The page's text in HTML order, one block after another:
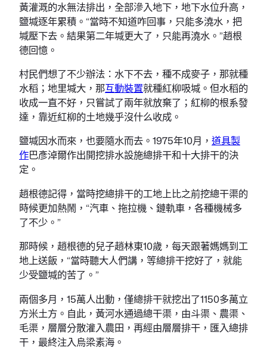
黃灌溉的水無法排出，全部滲入地下，地下水位升高，
鹽堿逐年累積。“當時不知道咋回事，只能多澆水，把
堿壓下去。結果第二年堿更大了，只能再澆水。”趙根
德回憶。
村民們想了不少辦法：水下不去，種不成麥子，那就種
水稻；地里堿大，那互動裝置就種紅柳吸堿。但水稻的
收成一直不好，只嘗試了兩年就放棄了；紅柳的根系發
達，靠近紅柳的土地幾乎沒什么收成。
鹽堿因水而來，也要隨水而去。1975年10月， 道具製
作巴彥淖爾作出開挖排水設施總排干和十大排干的決
定。
趙根德記得，當時挖總排干的工地上比之前挖總干渠的
時候更加熱鬧，“汽車、拖拉機、鏈軌車，各種機械多
了不少。”
那時候，趙根德的兒子趙林東10歲，每天跟著媽媽到工
地上送飯，“當時聽大人們講，等總排干挖好了，就能
少受鹽堿的苦了。”
兩個多月，15萬人出動，僅總排干就挖出了1150多萬立
方米土方。自此，黃河水通過總干渠，由斗渠、農渠、
毛渠，層層分散灌入農田，再經由層層排干，匯入總排
干，最終注入烏梁素海。